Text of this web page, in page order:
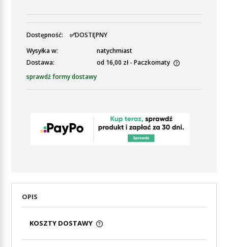
Dostępność:
✅DOSTĘPNY
Wysyłka w:
natychmiast
Dostawa:
od 16,00 zł - Paczkomaty
Cena nie zawiera ewentualnych kosztów płatności
sprawdź formy dostawy
OPIS
KOSZTY DOSTAWY
PŁATNOŚCI